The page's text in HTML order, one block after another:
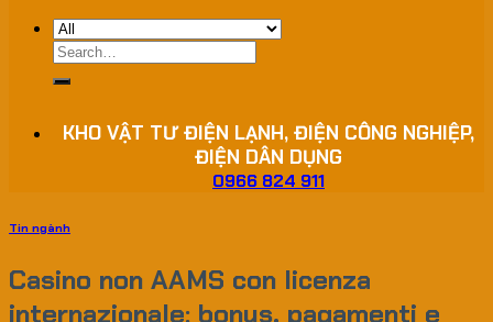
Search
for:
KHO VẬT TƯ ĐIỆN LẠNH, ĐIỆN CÔNG NGHIỆP,
ĐIỆN DÂN DỤNG
0966 824 911
Tin ngành
Casino non AAMS con licenza
internazionale: bonus, pagamenti e